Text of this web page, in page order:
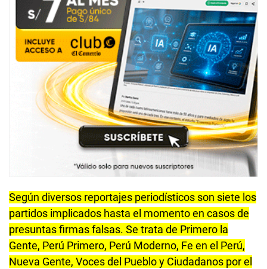
Según diversos reportajes periodísticos son siete los
partidos implicados hasta el momento en casos de
presuntas firmas falsas. Se trata de Primero la
Gente, Perú Primero, Perú Moderno, Fe en el Perú,
Nueva Gente, Voces del Pueblo y Ciudadanos por el